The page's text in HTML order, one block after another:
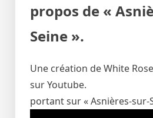
propos de «
Seine ».
Une création de White
sur Youtube.
portant sur « Asnières-sur-